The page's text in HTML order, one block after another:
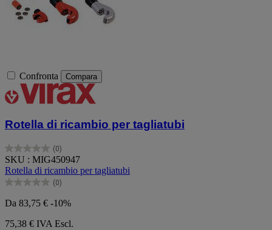
Confronta Compara
Rotella di ricambio per tagliatubi
(0)
0.0
su
5
stelle.
SKU : MIG450947
Rotella di ricambio per tagliatubi
(0)
0.0
su
5
stelle.
Da 83,75 € -10%
75,38 € IVA Escl.